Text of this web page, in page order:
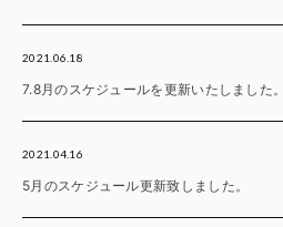
2021.06.18
7.8月のスケジュールを更新いたしました。
2021.04.16
5月のスケジュール更新致しました。